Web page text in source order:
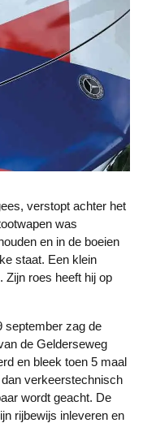
was
en in de boeien
staat. Een klein
Zijn roes heeft hij op
de Gelderseweg
en bleek toen 5 maal
verkeerstechnisch
wordt geacht. De
rijbewijs inleveren en